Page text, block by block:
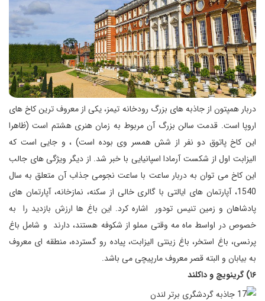
دربار همپتون از جاذبه های بزرگ رودخانه تیمز، یکی از معروف ترین کاخ های
اروپا است. قدمت سالن بزرگ آن مربوط به زمان هنری هشتم است (ظاهرا
این کاخ پاتوق دو نفر از شش همسر وی بوده است) ، و جایی است که
الیزابت اول از شکست آرمادا اسپانیایی با خبر شد. از دیگر ویژگی های جالب
این کاخ می توان به دربار ساعت با ساعت نجومی جذاب آن متعلق به سال
1540، آپارتمان های ایالتی با گالری خالی از سکنه، نمازخانه، آپارتمان های
پادشاهان و زمین تنیس تودور اشاره کرد. این باغ ها ارزش بازدید را به
خصوص در اواسط ماه مه وقتی مملو از شکوفه هستند، دارند و شامل باغ
پرنسی، باغ استخر، باغ زینتی الیزابت، پیاده رو گسترده، منطقه ای معروف
به بیابان و البته قصر معروف مارپیچی می باشد.
۱۶) گرینویچ و داکلند